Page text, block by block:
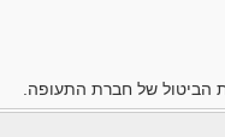
הביטול של חברת התעופה.